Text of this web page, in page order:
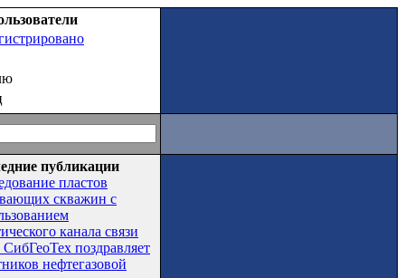
публикации
пластов
скважин с
канала связи
поздравляет
нефтегазовой